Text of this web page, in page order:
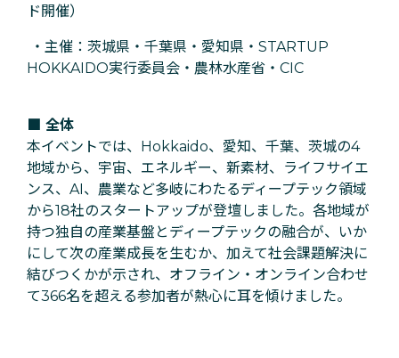
ド開催）
・主催：茨城県・千葉県・愛知県・STARTUP
HOKKAIDO実行委員会・農林水産省・CIC
■ 全体
本イベントでは、Hokkaido、愛知、千葉、茨城の4
地域から、宇宙、エネルギー、新素材、ライフサイエ
ンス、AI、農業など多岐にわたるディープテック領域
から18社のスタートアップが登壇しました。各地域が
持つ独自の産業基盤とディープテックの融合が、いか
にして次の産業成長を生むか、加えて社会課題解決に
結びつくかが示され、オフライン・オンライン合わせ
て366名を超える参加者が熱心に耳を傾けました。